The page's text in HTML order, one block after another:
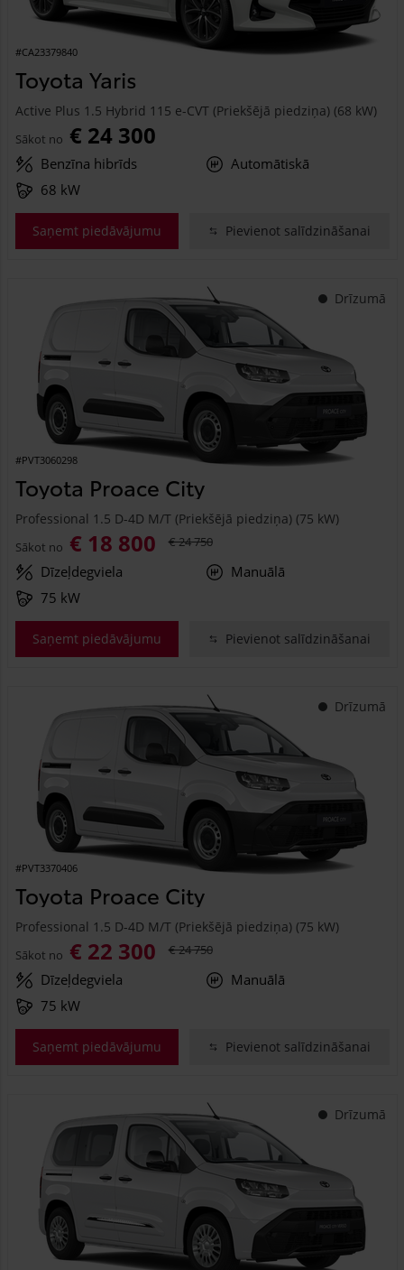
#CA23379840
Toyota Yaris
Active Plus 1.5 Hybrid 115 e-CVT (Priekšējā piedziņa) (68 kW)
Sākot no € 24 300
Benzīna hibrīds
Automātiskā
68 kW
Saņemt piedāvājumu Pievienot salīdzināšanai
Drīzumā
#PVT3060298
Toyota Proace City
Professional 1.5 D-4D M/T (Priekšējā piedziņa) (75 kW)
Sākot no € 18 800 € 24 750
Dīzeļdegviela
Manuālā
75 kW
Saņemt piedāvājumu Pievienot salīdzināšanai
Drīzumā
#PVT3370406
Toyota Proace City
Professional 1.5 D-4D M/T (Priekšējā piedziņa) (75 kW)
Sākot no € 22 300 € 24 750
Dīzeļdegviela
Manuālā
75 kW
Saņemt piedāvājumu Pievienot salīdzināšanai
Drīzumā